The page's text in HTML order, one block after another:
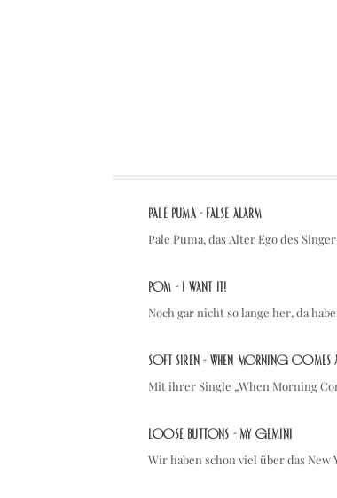
Pale Puma - False Alarm
Pale Puma, das Alter Ego des
POM - I WANT IT!
Noch gar nicht so lange her, da
soft siren - When Morning Comes
Mit ihrer Single „When Morning
Loose Buttons - My Gemini
Wir haben schon viel über das